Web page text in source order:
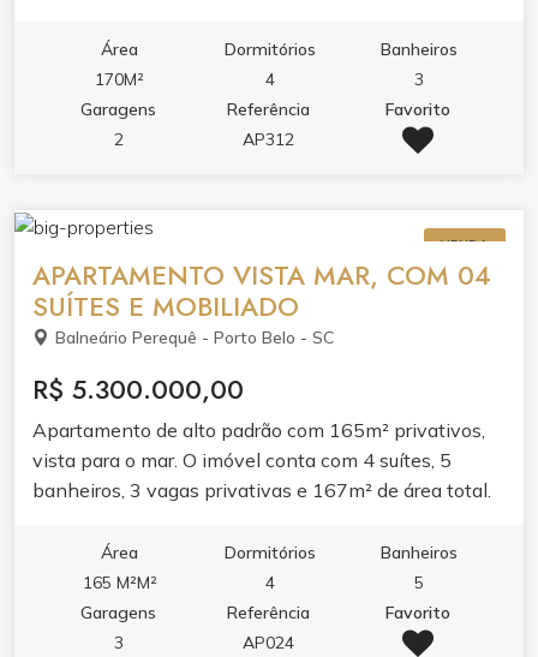
varanda gourmet e churrasqueira, cozinha planejada e
ar condicionado garantem praticidade e bem-estar. O
lazer do condomínio completa a experiência com
academia, sala de jogos, salão de festas e espaço
Área
170M²
Dormitórios
4
Banheiros
3
Garagens
2
Referência
AP312
Favorito
VENDA
APARTAMENTO VISTA MAR, COM 04
SUÍTES E MOBILIADO
Balneário Perequê - Porto Belo - SC
R$ 5.300.000,00
Apartamento de alto padrão com 165m² privativos,
vista para o mar. O imóvel conta com 4 suítes, 5
banheiros, 3 vagas privativas e 167m² de área total.
praticidade no dia a dia. A distribuição dos ambientes
valoriza a vista para o mar e garante privacidade para
toda a família. Ideal para quem busca morar com
qualidade de vida em frente à praia.
Área
165 M²M²
Dormitórios
4
Banheiros
5
Garagens
3
Referência
AP024
Favorito